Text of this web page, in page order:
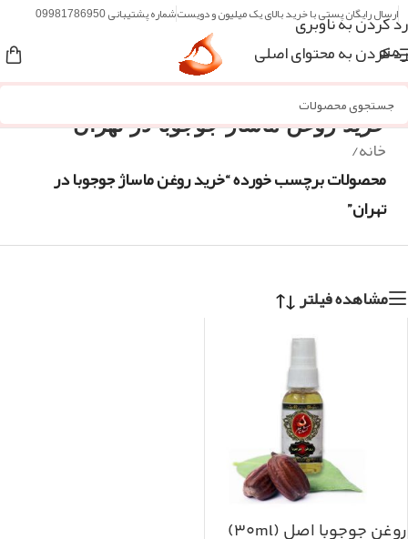
رد کردن به ناوبری
رد کردن به محتوای اصلی
ارسال رایگان پستی با خرید بالای یک میلیون و دویستشماره پشتیبانی 09981786950
منو
خرید روغن ماساژ جوجوبا در تهران
خانه/
محصولات برچسب خورده “خرید روغن ماساژ جوجوبا در
تهران”
مشاهده فیلتر
روغن جوجوبا اصل (۳۰ml)